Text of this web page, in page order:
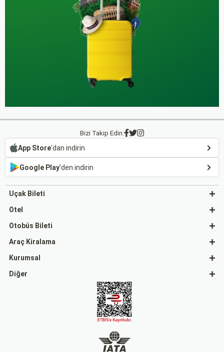
Bizi Takip Edin:
App Store'dan indirin
Google Play'den indirin
Uçak Bileti
Otel
Otobüs Bileti
Araç Kiralama
Kurumsal
Diğer